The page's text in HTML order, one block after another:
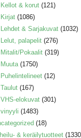
Kellot & korut (121)
Kirjat (1086)
Lehdet & Sarjakuvat (1032)
Lelut, palapelit (276)
Mitalit/Pokaalit (319)
Muuta (1750)
Puhelintelineet (12)
Taulut (167)
VHS-elokuvat (301)
vinyyli (1483)
(18)
& keräilytuotteet